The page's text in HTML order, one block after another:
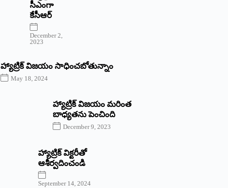
‌సీఎంగా
కేసీఆర్‌
December 2,
2023
హ్యాట్రిక్‌ విజయం సాధించబోతున్నాం
May 18, 2024
హ్యాట్రిక్ విజయం మరింత
బాధ్యతను పెంచింది
December 9, 2023
హ్యాట్రిక్‌ ‌విక్టరీతో
ఆశీర్వదించండి
September 14, 2024